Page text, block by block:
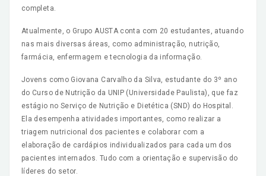
completa.
Atualmente, o Grupo AUSTA conta com 20 estudantes, atuando
nas mais diversas áreas, como administração, nutrição,
farmácia, enfermagem e tecnologia da informação.
Jovens como Giovana Carvalho da Silva, estudante do 3º ano
do Curso de Nutrição da UNIP (Universidade Paulista), que faz
estágio no Serviço de Nutrição e Dietética (SND) do Hospital.
Ela desempenha atividades importantes, como realizar a
triagem nutricional dos pacientes e colaborar com a
elaboração de cardápios individualizados para cada um dos
pacientes internados. Tudo com a orientação e supervisão do
líderes do setor.